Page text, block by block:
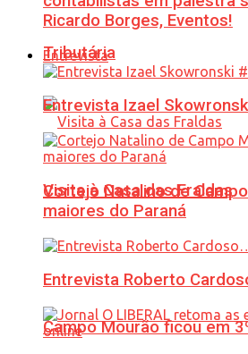
Tributária
Visita à Casa das Fraldas
Campo Mourão ficou em
Ricardo Borges, Eventos!
Entrevista
Entrevista Izael
Cortejo Natalino de
maiores do Paraná
Entrevista Roberto